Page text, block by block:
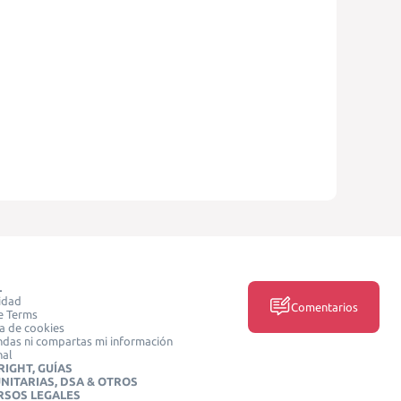
Terms
de cookies
ni compartas mi información
GUÍAS
DSA & OTROS
LEGALES
Comentarios